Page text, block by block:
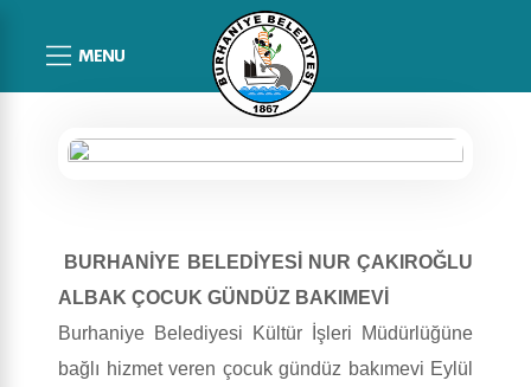
MENU
BURHANİYE BELEDİYESİ NUR ÇAKIROĞLU
ALBAK ÇOCUK GÜNDÜZ BAKIMEVİ
Burhaniye Belediyesi Kültür İşleri Müdürlüğüne
bağlı hizmet veren çocuk gündüz bakımevi Eylül